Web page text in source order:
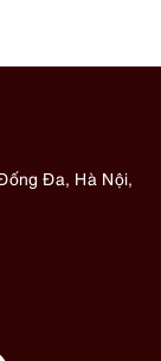
Đa, Hà Nội,